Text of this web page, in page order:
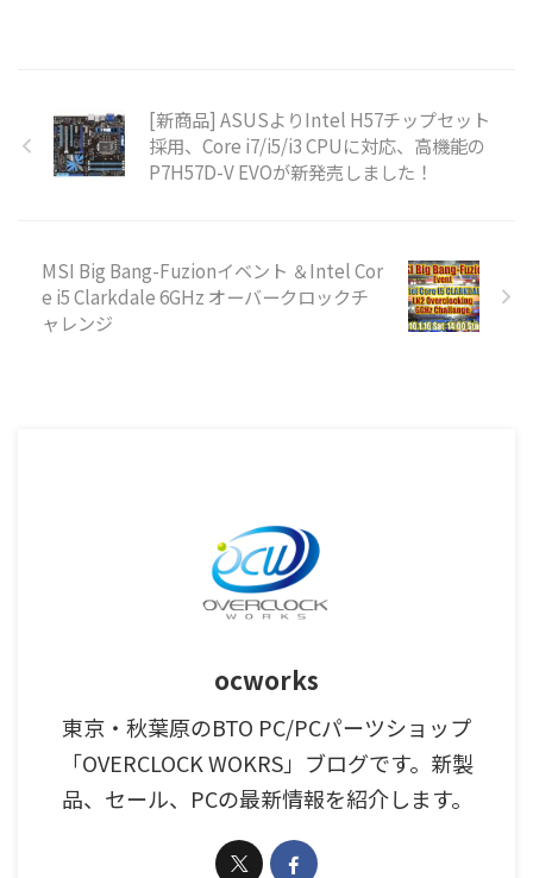
[新商品] ASUSよりIntel H57チップセット
採用、Core i7/i5/i3 CPUに対応、高機能の
P7H57D-V EVOが新発売しました！
MSI Big Bang-Fuzionイベント ＆Intel Cor
e i5 Clarkdale 6GHz オーバークロックチ
ャレンジ
ocworks
東京・秋葉原のBTO PC/PCパーツショップ
「OVERCLOCK WOKRS」ブログです。新製
品、セール、PCの最新情報を紹介します。